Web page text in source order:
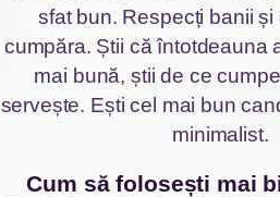
sfat bun. Respecți banii
cumpăra. Știi că întotdeauna
mai bună, știi de ce
servește. Ești cel mai bun
minimalist.
cum să folosești mai bine dreptul la